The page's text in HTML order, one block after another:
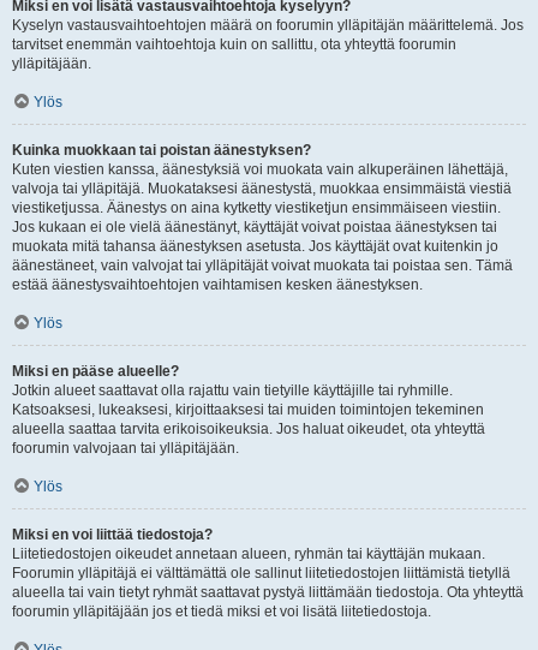
Miksi en voi lisätä vastausvaihtoehtoja kyselyyn?
Kyselyn vastausvaihtoehtojen määrä on foorumin ylläpitäjän määrittelemä. Jos
tarvitset enemmän vaihtoehtoja kuin on sallittu, ota yhteyttä foorumin
ylläpitäjään.
Ylös
Kuinka muokkaan tai poistan äänestyksen?
Kuten viestien kanssa, äänestyksiä voi muokata vain alkuperäinen lähettäjä,
valvoja tai ylläpitäjä. Muokataksesi äänestystä, muokkaa ensimmäistä viestiä
viestiketjussa. Äänestys on aina kytketty viestiketjun ensimmäiseen viestiin.
Jos kukaan ei ole vielä äänestänyt, käyttäjät voivat poistaa äänestyksen tai
muokata mitä tahansa äänestyksen asetusta. Jos käyttäjät ovat kuitenkin jo
äänestäneet, vain valvojat tai ylläpitäjät voivat muokata tai poistaa sen. Tämä
estää äänestysvaihtoehtojen vaihtamisen kesken äänestyksen.
Ylös
Miksi en pääse alueelle?
Jotkin alueet saattavat olla rajattu vain tietyille käyttäjille tai ryhmille.
Katsoaksesi, lukeaksesi, kirjoittaaksesi tai muiden toimintojen tekeminen
alueella saattaa tarvita erikoisoikeuksia. Jos haluat oikeudet, ota yhteyttä
foorumin valvojaan tai ylläpitäjään.
Ylös
Miksi en voi liittää tiedostoja?
Liitetiedostojen oikeudet annetaan alueen, ryhmän tai käyttäjän mukaan.
Foorumin ylläpitäjä ei välttämättä ole sallinut liitetiedostojen liittämistä tietyllä
alueella tai vain tietyt ryhmät saattavat pystyä liittämään tiedostoja. Ota yhteyttä
foorumin ylläpitäjään jos et tiedä miksi et voi lisätä liitetiedostoja.